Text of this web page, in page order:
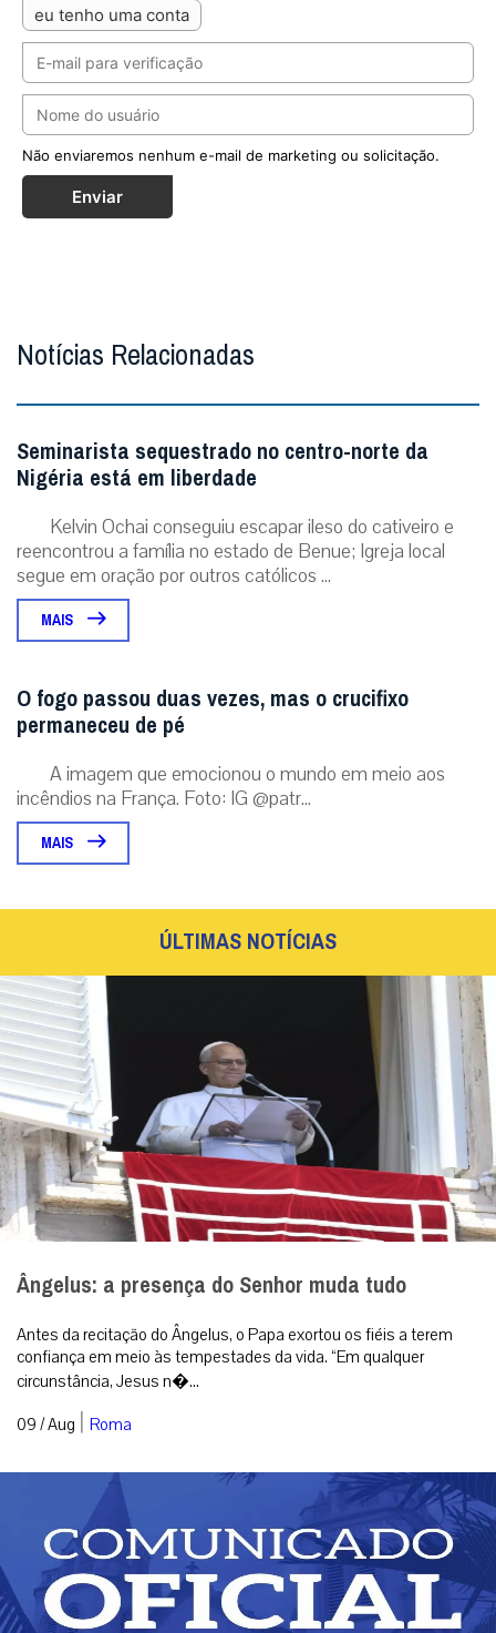
eu tenho uma conta
Não enviaremos nenhum e-mail de marketing ou solicitação.
Enviar
Notícias Relacionadas
Seminarista sequestrado no centro-norte da
Nigéria está em liberdade
Kelvin Ochai conseguiu escapar ileso do cativeiro e
reencontrou a família no estado de Benue; Igreja local
segue em oração por outros católicos ...
MAIS
O fogo passou duas vezes, mas o crucifixo
permaneceu de pé
A imagem que emocionou o mundo em meio aos
incêndios na França. Foto: IG @patr...
MAIS
ÚLTIMAS NOTÍCIAS
Ângelus: a presença do Senhor muda tudo
Antes da recitação do Ângelus, o Papa exortou os fiéis a terem
confiança em meio às tempestades da vida. “Em qualquer
circunstância, Jesus n�...
09 / Aug | Roma